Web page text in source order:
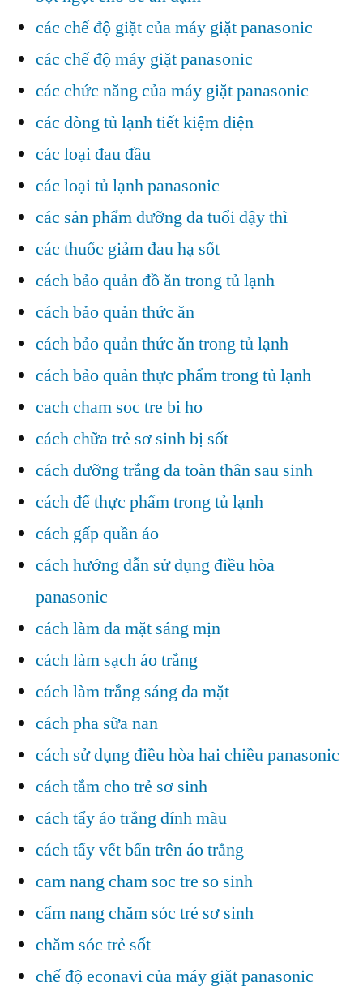
các chế độ giặt của máy giặt panasonic
các chế độ máy giặt panasonic
các chức năng của máy giặt panasonic
các dòng tủ lạnh tiết kiệm điện
các loại đau đầu
các loại tủ lạnh panasonic
các sản phẩm dưỡng da tuổi dậy thì
các thuốc giảm đau hạ sốt
cách bảo quản đồ ăn trong tủ lạnh
cách bảo quản thức ăn
cách bảo quản thức ăn trong tủ lạnh
cách bảo quản thực phẩm trong tủ lạnh
cach cham soc tre bi ho
cách chữa trẻ sơ sinh bị sốt
cách dưỡng trắng da toàn thân sau sinh
cách để thực phẩm trong tủ lạnh
cách gấp quần áo
cách hướng dẫn sử dụng điều hòa
panasonic
cách làm da mặt sáng mịn
cách làm sạch áo trắng
cách làm trắng sáng da mặt
cách pha sữa nan
cách sử dụng điều hòa hai chiều panasonic
cách tắm cho trẻ sơ sinh
cách tẩy áo trắng dính màu
cách tẩy vết bẩn trên áo trắng
cam nang cham soc tre so sinh
cẩm nang chăm sóc trẻ sơ sinh
chăm sóc trẻ sốt
chế độ econavi của máy giặt panasonic